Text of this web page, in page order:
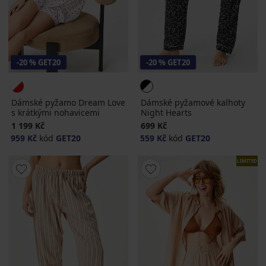
-20 % GET20
Dámské pyžamo Dream Love
s krátkými nohavicemi
1 199 Kč
959 Kč kód GET20
-20 % GET20
Dámské pyžamové kalhoty
Night Hearts
699 Kč
559 Kč kód GET20
LIMITED